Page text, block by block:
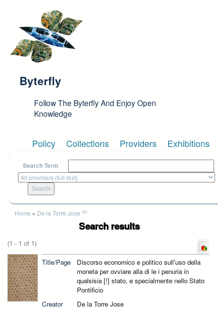
Byterfly
Follow The Byterfly And Enjoy Open
Knowledge
Policy Collections Providers Exhibitions
Search Term
You are here
Home » De la Torre Jose (x)
Search results
(1 - 1 of 1)
Title/Page
Discorso economico e politico sull'uso della
moneta per ovviare alla di le i penuria in
qualsisia [!] stato, e specialmente nello Stato
Pontificio
Creator
De la Torre Jose